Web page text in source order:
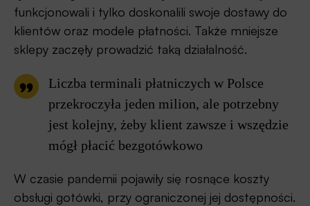
funkcjonowali i tylko doskonalili swoje dostawy do
klientów oraz modele płatności. Także mniejsze
sklepy zaczęły prowadzić taką działalność.
Liczba terminali płatniczych w Polsce
przekroczyła jeden milion, ale potrzebny
jest kolejny, żeby klient zawsze i wszędzie
mógł płacić bezgotówkowo
W czasie pandemii pojawiły się rosnące koszty
obsługi gotówki, przy ograniczonej jej dostępności.